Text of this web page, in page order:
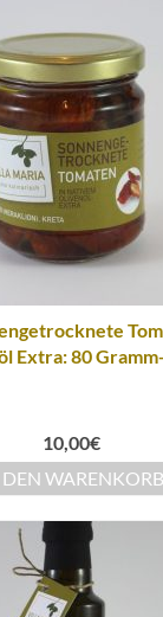
Extra: 80
10,00€
WARENKORB